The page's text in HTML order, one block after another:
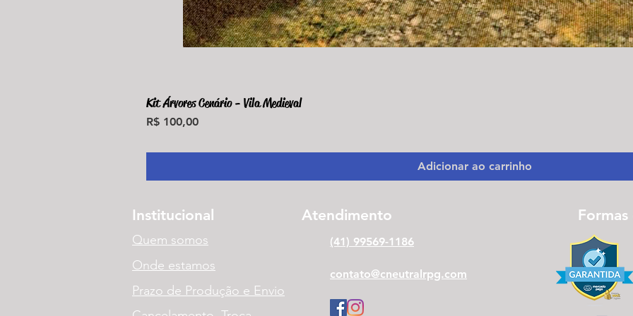
Kit Árvores Cenário - Vila Medieval
Preço
R$ 100,00
Adicionar ao carrinho
Institucional Atendimento
Quem somos (41) 99569-1186
Onde estamos
Prazo de Produção e Envio
contato@cneutralrpg.com